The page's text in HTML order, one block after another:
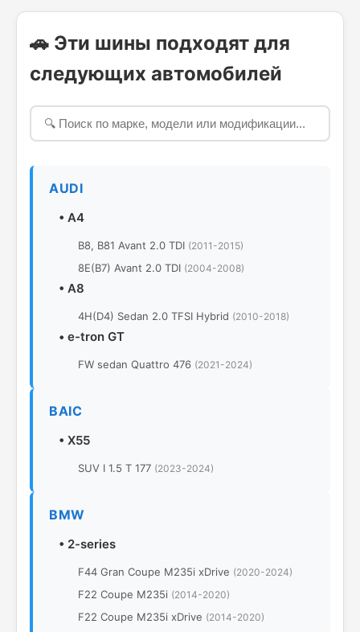
🚗 Эти шины подходят для
следующих автомобилей
AUDI
• A4
B8, B81 Avant 2.0 TDI (2011-2015)
8E(B7) Avant 2.0 TDI (2004-2008)
• A8
4H(D4) Sedan 2.0 TFSI Hybrid (2010-2018)
• e-tron GT
FW sedan Quattro 476 (2021-2024)
BAIC
• X55
SUV I 1.5 T 177 (2023-2024)
BMW
• 2-series
F44 Gran Coupe M235i xDrive (2020-2024)
F22 Coupe M235i (2014-2020)
F22 Coupe M235i xDrive (2014-2020)